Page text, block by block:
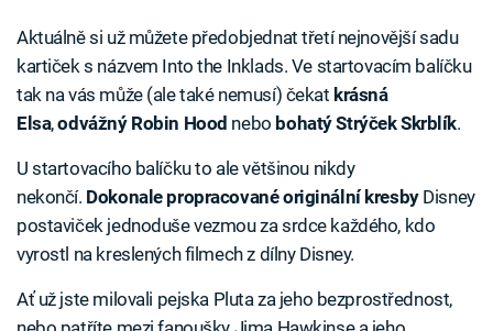
Aktuálně si už můžete předobjednat třetí nejnovější sadu
kartiček s názvem Into the Inklads. Ve startovacím balíčku
tak na vás může (ale také nemusí) čekat krásná
Elsa,odvážný Robin Hood nebo bohatý Strýček Skrblík.
U startovacího balíčku to ale většinou nikdy
nekončí. Dokonale propracované originální kresbyDisney
postaviček jednoduše vezmou za srdce každého, kdo
vyrostl na kreslených filmech z dílny Disney.
Ať už jste milovali pejska Pluta za jeho bezprostřednost,